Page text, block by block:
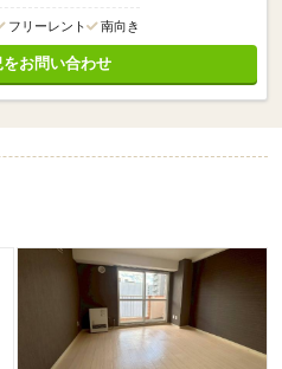
フリーレント 南向き
をお問い合わせ